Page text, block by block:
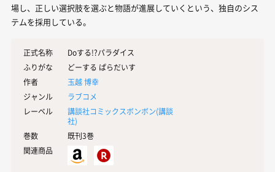
場し、正しい選択肢を選ぶと物語が進展していくという、独自のシス
テムを採用している。
正式名称
Doする!?パラダイス
ふりがな
どーする ぱらだいす
作者
玉越 博幸
ジャンル
ラブコメ
レーベル
講談社コミックスボンボン(講談
社)
巻数
既刊3巻
関連商品